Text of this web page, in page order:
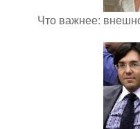
Что важнее: